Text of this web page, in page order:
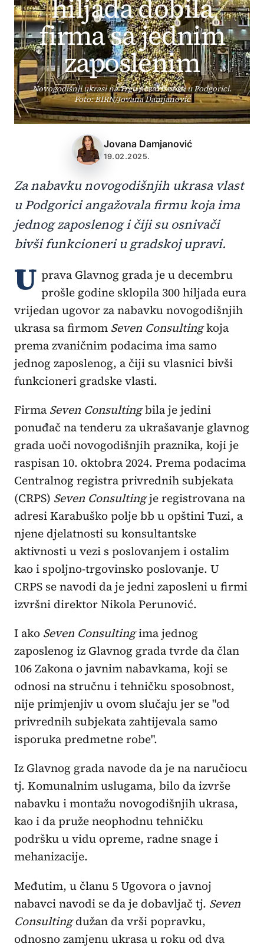
hiljada dobila
firma sa jednim
zaposlenim
Novogodišnji ukrasi na Trgu nezavisnosti u Podgorici.
Foto: BIRN/Jovana Damjanović
Jovana Damjanović
19.02.2025.
Za nabavku novogodišnjih ukrasa vlast
u Podgorici angažovala firmu koja ima
jednog zaposlenog i čiji su osnivači
bivši funkcioneri u gradskoj upravi.
U prava Glavnog grada je u decembru
prošle godine sklopila 300 hiljada eura
vrijedan ugovor za nabavku novogodišnjih
ukrasa sa firmom Seven Consultingkoja
prema zvaničnim podacima ima samo
jednog zaposlenog, a čiji su vlasnici bivši
funkcioneri gradske vlasti.
Firma Seven Consultingbila je jedini
ponuđač na tenderu za ukrašavanje glavnog
grada uoči novogodišnjih praznika, koji je
raspisan 10. oktobra 2024. Prema podacima
Centralnog registra privrednih subjekata
(CRPS) Seven Consultingje registrovana na
adresi Karabuško polje bb u opštini Tuzi, a
njene djelatnosti su konsultantske
aktivnosti u vezi s poslovanjem i ostalim
kao i spoljno-trgovinsko poslovanje. U
CRPS se navodi da je jedni zaposleni u firmi
izvršni direktor Nikola Perunović.
I ako Seven Consultingima jednog
zaposlenog iz Glavnog grada tvrde da član
106 Zakona o javnim nabavkama, koji se
odnosi na stručnu i tehničku sposobnost,
nije primjenjiv u ovom slučaju jer se "od
privrednih subjekata zahtijevala samo
isporuka predmetne robe".
Iz Glavnog grada navode da je na naručiocu
tj. Komunalnim uslugama, bilo da izvrše
nabavku i montažu novogodišnjih ukrasa,
kao i da pruže neophodnu tehničku
podršku u vidu opreme, radne snage i
mehanizacije.
Međutim, u članu 5 Ugovora o javnoj
nabavci navodi se da je dobavljač tj. Seven
Consultingdužan da vrši popravku,
odnosno zamjenu ukrasa u roku od dva